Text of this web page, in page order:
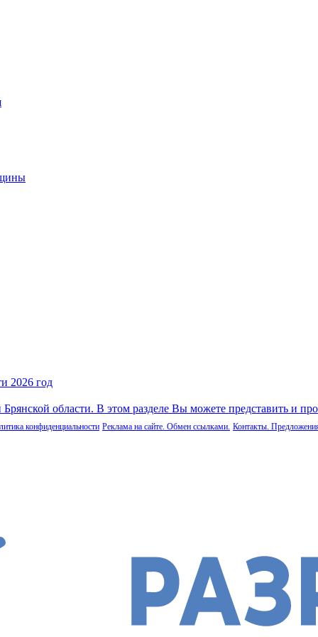
2026 год
Брянской области. В этом разделе Вы можете представить и
конфиденциальности Реклама на сайте. Обмен ссылками. Контакты.